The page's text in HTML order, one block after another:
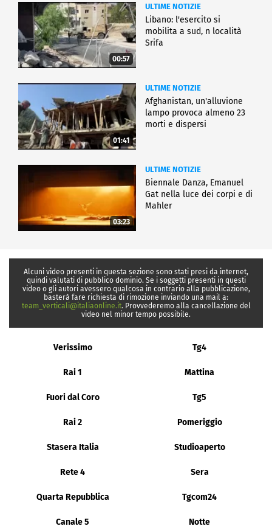
00:57
ULTIME NOTIZIE
Libano: l'esercito si
mobilita a sud, n località
Srifa
01:41
ULTIME NOTIZIE
Afghanistan, un'alluvione
lampo provoca almeno 23
morti e dispersi
03:23
ULTIME NOTIZIE
Biennale Danza, Emanuel
Gat nella luce dei corpi e di
Mahler
Alcuni video presenti in questa sezione sono stati presi da internet,
quindi valutati di pubblico dominio. Se i soggetti presenti in questi
video o gli autori avessero qualcosa in contrario alla pubblicazione,
basterà fare richiesta di rimozione inviando una mail a:
team_verticali@italiaonline.it. Provvederemo alla cancellazione del
video nel minor tempo possibile.
Verissimo Tg4
Rai 1 Mattina
Fuori dal Coro Tg5
Rai 2 Pomeriggio
Stasera Italia Studioaperto
Rete 4 Sera
Quarta Repubblica Tgcom24
Canale 5 Notte